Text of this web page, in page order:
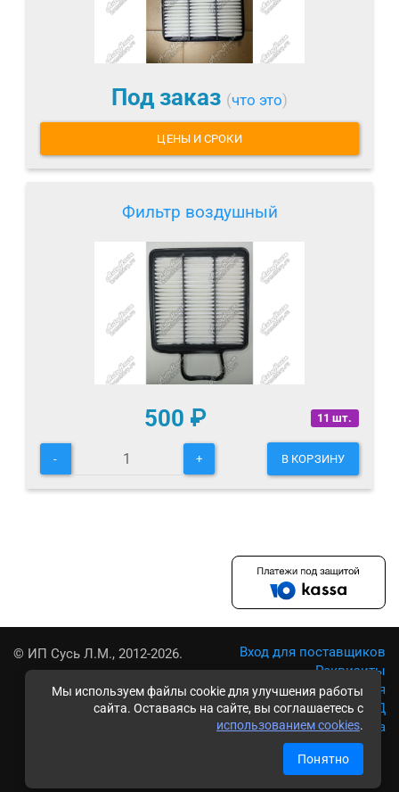
Мы используем файлы cookie для улучшения работы
сайта. Оставаясь на сайте, вы соглашаетесь с
использованием cookies.
Понятно
Под заказ (что это)
ЦЕНЫ И СРОКИ
Фильтр воздушный
11 шт.
500 ₽
- + В КОРЗИНУ
© ИП Сусь Л.М., 2012-2026.
Вход для поставщиков
Реквизиты
Условия использования
Политика обработки ПД
Карта сайта